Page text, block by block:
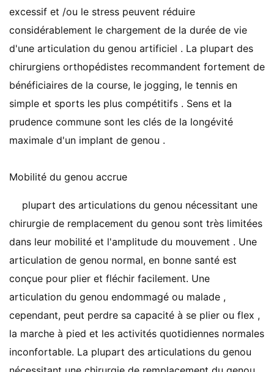
excessif et /ou le stress peuvent réduire
considérablement le chargement de la durée de vie
d'une articulation du genou artificiel . La plupart des
chirurgiens orthopédistes recommandent fortement de
bénéficiaires de la course, le jogging, le tennis en
simple et sports les plus compétitifs . Sens et la
prudence commune sont les clés de la longévité
maximale d'un implant de genou .
Mobilité du genou accrue
plupart des articulations du genou nécessitant une
chirurgie de remplacement du genou sont très limitées
dans leur mobilité et l'amplitude du mouvement . Une
articulation de genou normal, en bonne santé est
conçue pour plier et fléchir facilement. Une
articulation du genou endommagé ou malade ,
cependant, peut perdre sa capacité à se plier ou flex ,
la marche à pied et les activités quotidiennes normales
inconfortable. La plupart des articulations du genou